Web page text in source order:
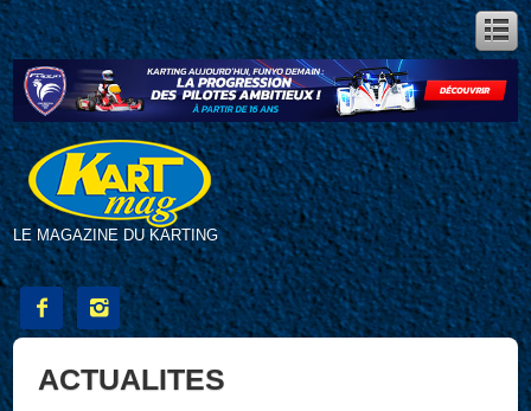
LE MAGAZINE DU KARTING
 
ACTUALITES